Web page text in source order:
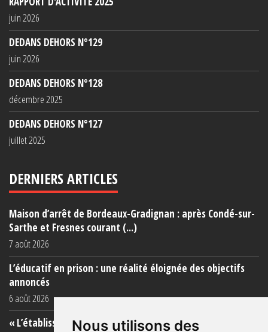
Nous utilisons des
juin 2026
DEDANS DEHORS N°129
juin 2026
DEDANS DEHORS N°128
décembre 2025
DEDANS DEHORS N°127
juillet 2025
DERNIERS ARTICLES
Maison d’arrêt de Bordeaux-Gradignan : après Condé-sur-
Sarthe et Fresnes courant (...)
7 août 2026
L’éducatif en prison : une réalité éloignée des objectifs
annoncés
6 août 2026
« L’établissement est une porcherie totale »